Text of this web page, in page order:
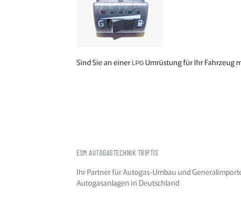
Sind Sie an einer LPG Umrüstung für Ihr Fahrzeug
ESM AUTOGASTECHNIK TRIPTIS
Ihr Partner für Autogas-Umbau und
Autogasanlagen in Deutschland